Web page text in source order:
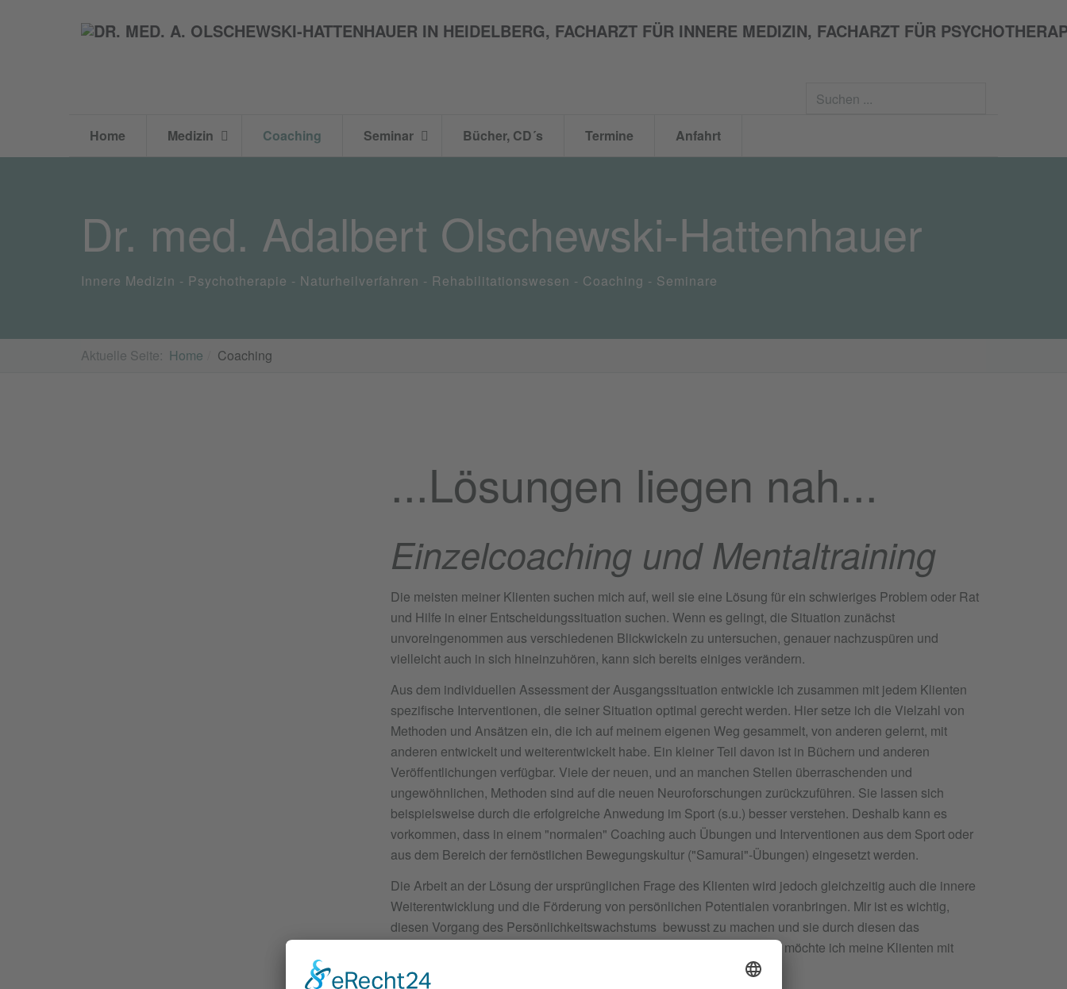
Home
Medizin Coaching Seminar Bücher, CD´s Termine Anfahrt
Dr. med. Adalbert Olschewski-Hattenhauer
Innere Medizin - Psychotherapie - Naturheilverfahren - Rehabilitationswesen - Coaching - Seminare
Aktuelle Seite: Home Coaching
...Lösungen liegen nah...
Einzelcoaching und Mentaltraining
Die meisten meiner Klienten suchen mich auf, weil sie eine Lösung für ein schwieriges Problem oder Rat
und Hilfe in einer Entscheidungssituation suchen. Wenn es gelingt, die Situation zunächst
unvoreingenommen aus verschiedenen Blickwickeln zu untersuchen, genauer nachzuspüren und
vielleicht auch in sich hineinzuhören, kann sich bereits einiges verändern.
Aus dem individuellen Assessment der Ausgangssituation entwickle ich zusammen mit jedem Klienten
spezifische Interventionen, die seiner Situation optimal gerecht werden. Hier setze ich die Vielzahl von
Methoden und Ansätzen ein, die ich auf meinem eigenen Weg gesammelt, von anderen gelernt, mit
anderen entwickelt und weiterentwickelt habe. Ein kleiner Teil davon ist in Büchern und anderen
Veröffentlichungen verfügbar. Viele der neuen, und an manchen Stellen überraschenden und
ungewöhnlichen, Methoden sind auf die neuen Neuroforschungen zurückzuführen. Sie lassen sich
beispielsweise durch die erfolgreiche Anwedung im Sport (s.u.) besser verstehen. Deshalb kann es
vorkommen, dass in einem "normalen" Coaching auch Übungen und Interventionen aus dem Sport oder
aus dem Bereich der fernöstlichen Bewegungskultur ("Samurai"-Übungen) eingesetzt werden.
Die Arbeit an der Lösung der ursprünglichen Frage des Klienten wird jedoch gleichzeitig auch die innere
Weiterentwicklung und die Förderung von persönlichen Potentialen voranbringen. Mir ist es wichtig,
diesen Vorgang des Persönlichkeitswachstums bewusst zu machen und sie durch diesen das
Bewusstsein erweiternden Prozess noch weiter zu fördern. Zusätzlich möchte ich meine Klienten mit
neuen Werkzeugen für die eigene Entwicklung ausrüsten.